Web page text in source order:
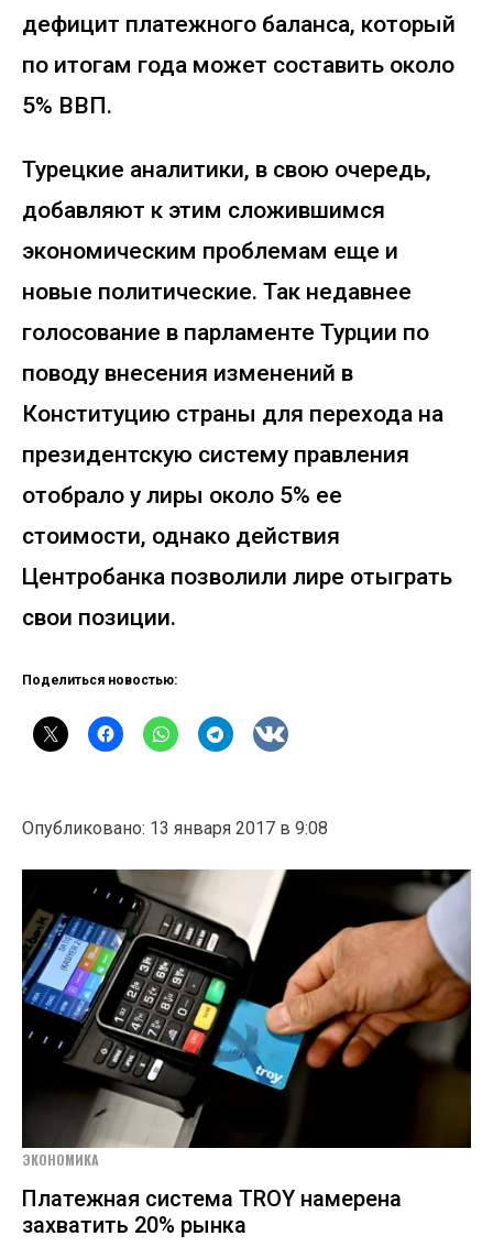
дефицит платежного баланса, который
по итогам года может составить около
5% ВВП.
Турецкие аналитики, в свою очередь,
добавляют к этим сложившимся
экономическим проблемам еще и
новые политические. Так недавнее
голосование в парламенте Турции по
поводу внесения изменений в
Конституцию страны для перехода на
президентскую систему правления
отобрало у лиры около 5% ее
стоимости, однако действия
Центробанка позволили лире отыграть
свои позиции.
Поделиться новостью:
Опубликовано: 13 января 2017 в 9:08
ЭКОНОМИКА
Платежная система TROY намерена
захватить 20% рынка